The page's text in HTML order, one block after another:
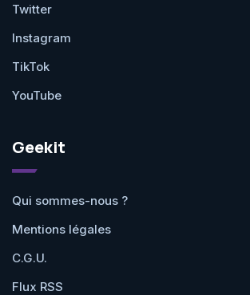
Twitter
Instagram
TikTok
YouTube
Geekit
Qui sommes-nous ?
Mentions légales
C.G.U.
Flux RSS